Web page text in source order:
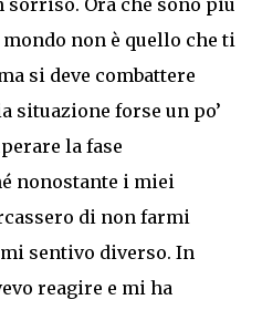
Ora che sono più
non è quello che ti
si deve combattere
situazione forse un po’
la fase
nonostante i miei
di non farmi
sentivo diverso. In
reagire e mi ha